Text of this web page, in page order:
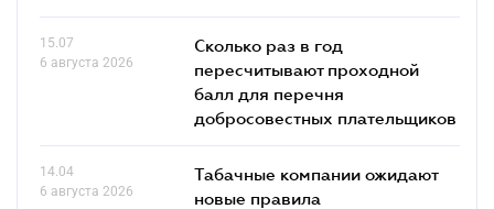
15.07
6 августа 2026
Сколько раз в год
пересчитывают проходной
балл для перечня
добросовестных плательщиков
14.04
6 августа 2026
Табачные компании ожидают
новые правила